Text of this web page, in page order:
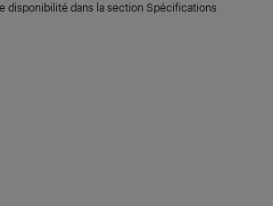
disponibilité dans la section Spécifications